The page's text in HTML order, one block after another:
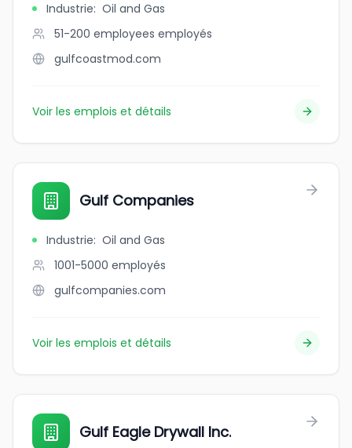
Industrie: Oil and Gas
51-200 employees employés
gulfcoastmod.com
Voir les emplois et détails
Gulf Companies
Industrie: Oil and Gas
1001-5000 employés
gulfcompanies.com
Voir les emplois et détails
Gulf Eagle Drywall Inc.